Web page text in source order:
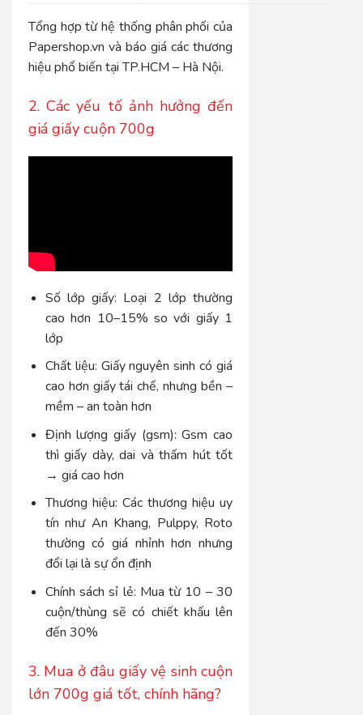
Tổng hợp từ hệ thống phân phối của
Papershop.vn và báo giá các thương
hiệu phổ biến tại TP.HCM – Hà Nội.
2. Các yếu tố ảnh hưởng đến
giá giấy cuộn 700g
Số lớp giấy: Loại 2 lớp thường
cao hơn 10–15% so với giấy 1
lớp
Chất liệu: Giấy nguyên sinh có giá
cao hơn giấy tái chế, nhưng bền –
mềm – an toàn hơn
Định lượng giấy (gsm): Gsm cao
thì giấy dày, dai và thấm hút tốt
→ giá cao hơn
Thương hiệu: Các thương hiệu uy
tín như An Khang, Pulppy, Roto
thường có giá nhỉnh hơn nhưng
đổi lại là sự ổn định
Chính sách sỉ lẻ: Mua từ 10 – 30
cuộn/thùng sẽ có chiết khấu lên
đến 30%
3. Mua ở đâu giấy vệ sinh cuộn
lớn 700g giá tốt, chính hãng?